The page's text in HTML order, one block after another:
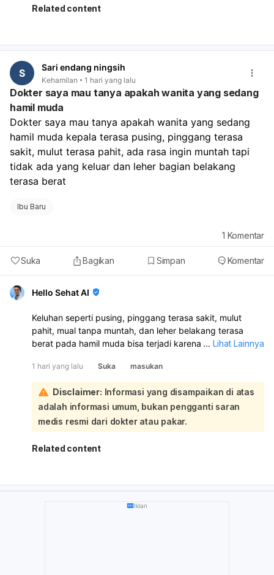
luar kandungan. Sebaiknya periksa ulang dengan dokter
banyak, nyeri perut hebat, pusing, atau lemas, segera ke
Related content
S Sari endang ningsih
Kehamilan 1 hari yang lalu
Dokter saya mau tanya apakah wanita yang sedang
hamil muda
Dokter saya mau tanya apakah wanita yang sedang
hamil muda kepala terasa pusing, pinggang terasa
sakit, mulut terasa pahit, ada rasa ingin muntah tapi
tidak ada yang keluar dan leher bagian belakang
terasa berat
Ibu Baru
Suka Bagikan Simpan Komentar
1 Komentar
Hello Sehat AI
Keluhan seperti pusing, pinggang terasa sakit, mulut
pahit, mual tanpa muntah, dan leher belakang terasa
berat pada hamil muda bisa terjadi karena perubahan
juga perlu diperhatikan bila terasa berat atau makin
sering:
Sakit kepala/pusing pada awal kehamilan bisa dipicu oleh
perubahan hormon, dehidrasi, atau kurang istirahat. Rasa
ingin muntah tanpa keluar juga sering terjadi pada hamil
muda. Nyeri pinggang dan leher belakang yang terasa
berat bisa berkaitan dengan ketegangan otot atau
memicu mual, istirahat cukup, dan jangan terlalu lama
kompres hangat pada area leher/pinggang. Segera
... Lihat Lainnya
1 hari yang lalu Suka masukan
Disclaimer: Informasi yang disampaikan di atas
adalah informasi umum, bukan pengganti saran
medis resmi dari dokter atau pakar.
Related content
Iklan